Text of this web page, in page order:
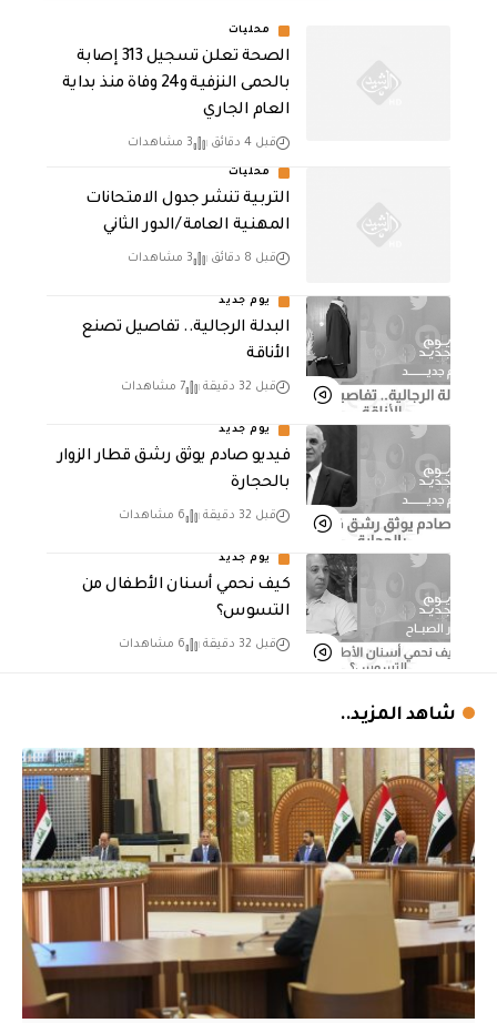
محليات
الصحة تعلن تسجيل 313 إصابة
بالحمى النزفية و24 وفاة منذ بداية
العام الجاري
قبل 4 دقائق 3 مشاهدات
محليات
التربية تنشر جدول الامتحانات
المهنية العامة /الدور الثاني
قبل 8 دقائق 3 مشاهدات
يوم جديد
البدلة الرجالية.. تفاصيل تصنع
الأناقة
قبل 32 دقيقة 7 مشاهدات
يوم جديد
فيديو صادم يوثق رشق قطار الزوار
بالحجارة
قبل 32 دقيقة 6 مشاهدات
يوم جديد
كيف نحمي أسنان الأطفال من
التسوس؟
قبل 32 دقيقة 6 مشاهدات
شاهد المزيد..